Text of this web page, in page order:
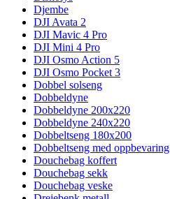
Djembe
DJI Avata 2
DJI Mavic 4 Pro
DJI Mini 4 Pro
DJI Osmo Action 5
DJI Osmo Pocket 3
Dobbel solseng
Dobbeldyne
Dobbeldyne 200x220
Dobbeldyne 240x220
Dobbeltseng 180x200
Dobbeltseng med oppbevaring
Douchebag koffert
Douchebag sekk
Douchebag veske